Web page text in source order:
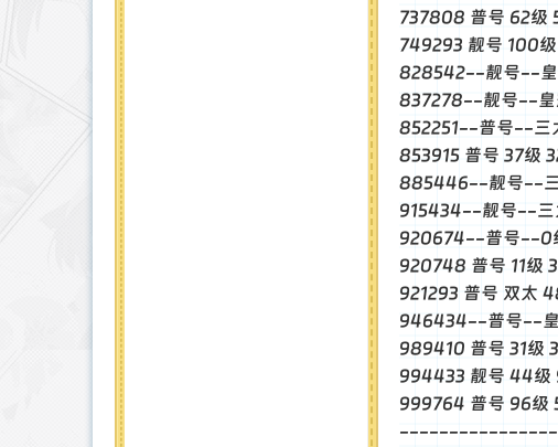
737808 普号 62级
749293 靓号 100
828542--靓号--皇
837278--靓号--皇
852251--普号--三
853915 普号 37级
885446--靓号--三
915434--靓号--三
920674--普号--0
920748 普号 11级
921293 普号 双太
946434--普号--
989410 普号 31级
994433 靓号 44级
999764 普号 96级
----------------